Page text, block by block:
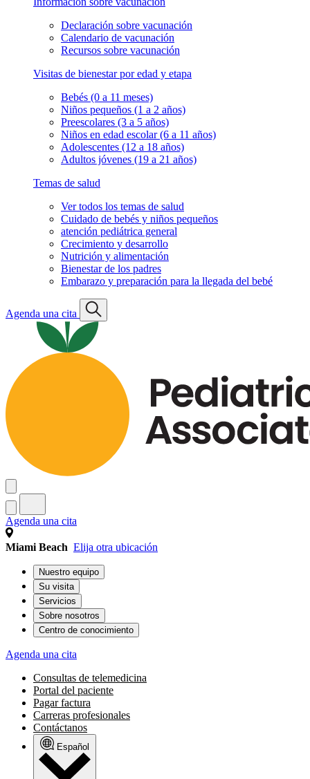
Declaración sobre vacunación
Calendario de vacunación
Recursos sobre vacunación
Visitas de bienestar por edad y etapa
Bebés (0 a 11 meses)
Niños pequeños (1 a 2 años)
Preescolares (3 a 5 años)
Niños en edad escolar (6 a 11 años)
Adolescentes (12 a 18 años)
Adultos jóvenes (19 a 21 años)
Temas de salud
Ver todos los temas de salud
Cuidado de bebés y niños pequeños
atención pediátrica general
Crecimiento y desarrollo
Nutrición y alimentación
Bienestar de los padres
Embarazo y preparación para la llegada del bebé
Agenda una cita
Agenda una cita
Miami Beach Elija otra ubicación
Nuestro equipo
Su visita
Servicios
Sobre nosotros
Centro de conocimiento
Agenda una cita
Consultas de telemedicina
Portal del paciente
Pagar factura
Carreras profesionales
Contáctanos
Español